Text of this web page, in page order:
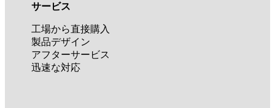
サービス
工場から直接購入
製品デザイン
アフターサービス
迅速な対応